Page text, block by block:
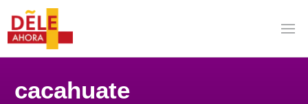
cacahuate